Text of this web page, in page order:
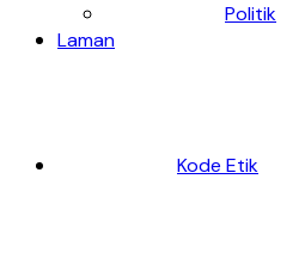
Politik
Laman
Kode Etik